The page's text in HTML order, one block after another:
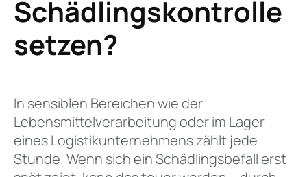
Schädlingskontrolle
setzen?
In sensiblen Bereichen wie der
Lebensmittelverarbeitung oder im Lager
eines Logistikunternehmens zählt jede
Stunde. Wenn sich ein Schädlingsbefall erst